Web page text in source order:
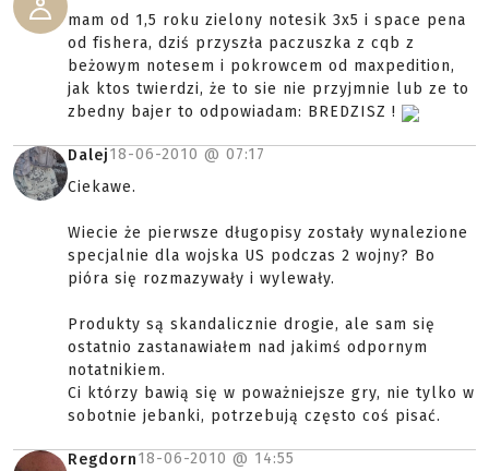
mam od 1,5 roku zielony notesik 3x5 i space pena
od fishera, dziś przyszła paczuszka z cqb z
beżowym notesem i pokrowcem od maxpedition,
jak ktos twierdzi, że to sie nie przyjmnie lub ze to
zbedny bajer to odpowiadam: BREDZISZ !
Dalej18-06-2010 @ 07:17
Ciekawe.
Wiecie że pierwsze długopisy zostały wynalezione
specjalnie dla wojska US podczas 2 wojny? Bo
pióra się rozmazywały i wylewały.
Produkty są skandalicznie drogie, ale sam się
ostatnio zastanawiałem nad jakimś odpornym
notatnikiem.
Ci którzy bawią się w poważniejsze gry, nie tylko w
sobotnie jebanki, potrzebują często coś pisać.
Regdorn18-06-2010 @ 14:55